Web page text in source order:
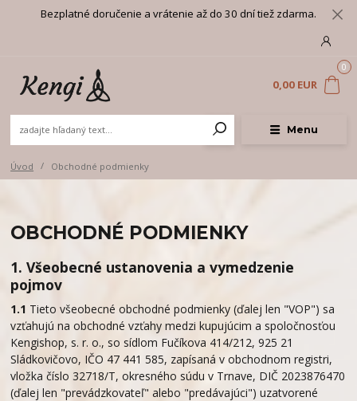
Bezplatné doručenie a vrátenie až do 30 dní tiež zdarma.
Menu
0
0,00 EUR
Úvod Obchodné podmienky
OBCHODNÉ PODMIENKY
1. Všeobecné ustanovenia a vymedzenie
pojmov
1.1 Tieto všeobecné obchodné podmienky (ďalej len "VOP") sa
vzťahujú na obchodné vzťahy medzi kupujúcim a spoločnosťou
Kengishop, s. r. o., so sídlom Fučíkova 414/212, 925 21
Sládkovičovo, IČO 47 441 585, zapísaná v obchodnom registri,
vložka číslo 32718/T, okresného súdu v Trnave, DIČ 2023876470
(ďalej len "prevádzkovateľ" alebo "predávajúci") uzatvorené